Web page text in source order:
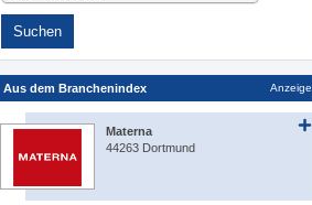
Aus dem Branchenindex Anzeige
Materna
44263 Dortmund